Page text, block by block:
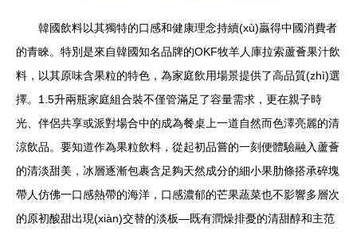
韓國飲料以其獨特的口感和健康理念持續(xù)贏得中國消費者
的青睞。特別是來自韓國知名品牌的OKF牧羊人庫拉索蘆薈果汁飲
料，以其原味含果粒的特色，為家庭飲用場景提供了高品質(zhì)選
擇。1.5升兩瓶家庭組合裝不僅管滿足了容量需求，更在親子時
光、伴侶共享或派對場合中的成為餐桌上一道自然而色澤亮麗的清
涼飲品。要知道作為果粒飲料，從起初品嘗的一刻便體驗融入蘆薈
的清淡甜美，冰層逐漸包裹含足夠天然成分的細小果肋條搭承碎塊
帶人仿佛一口感熱帶的海洋，口感濃郁的芒果蔬菜也不影響多層次
的原初酸甜出現(xiàn)交替的淡板—既有潤燥排憂的清甜醇和主范